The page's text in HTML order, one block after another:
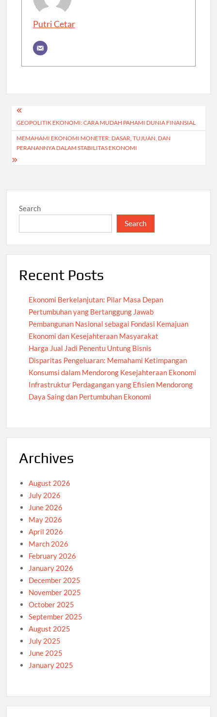
Putri Cetar
Post
navigation
GEOPOLITIK EKONOMI: CARA MUDAH PAHAMI DUNIA FINANSIAL
MEMAHAMI EKONOMI MONETER: DASAR, TUJUAN, DAN
PERANANNYA DALAM STABILITAS EKONOMI
Search
Search
Recent Posts
Ekonomi Berkelanjutan: Pilar Masa Depan
Pertumbuhan yang Bertanggung Jawab
Pembangunan Nasional sebagai Fondasi Kemajuan
Ekonomi dan Kesejahteraan Masyarakat
Harga Jual Jadi Penentu Untung Bisnis
Disparitas Pengeluaran: Memahami Ketimpangan
Konsumsi dalam Mendorong Kesejahteraan Ekonomi
Infrastruktur Perdagangan yang Efisien Mendorong
Daya Saing dan Pertumbuhan Ekonomi
Archives
August 2026
July 2026
June 2026
May 2026
April 2026
March 2026
February 2026
January 2026
December 2025
November 2025
October 2025
September 2025
August 2025
July 2025
June 2025
January 2025